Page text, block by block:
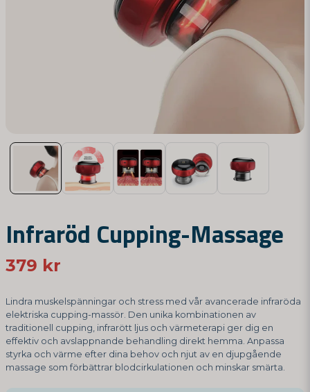
Infraröd Cupping-Massage
379 kr
Lindra muskelspänningar och stress med vår avancerade infraröda
elektriska cupping-massör. Den unika kombinationen av
traditionell cupping, infrarött ljus och värmeterapi ger dig en
effektiv och avslappnande behandling direkt hemma. Anpassa
styrka och värme efter dina behov och njut av en djupgående
massage som förbättrar blodcirkulationen och minskar smärta.